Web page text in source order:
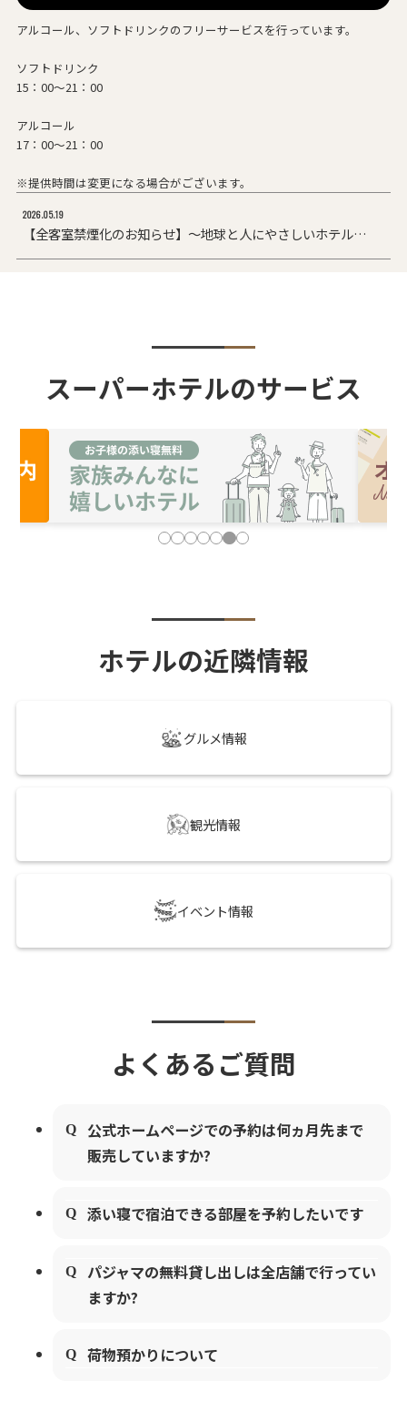
アルコール、ソフトドリンクのフリーサービスを行っています。
ソフトドリンク
15：00～21：00
アルコール
17：00～21：00
※提供時間は変更になる場合がございます。
2026.05.19
【全客室禁煙化のお知らせ】～地球と人にやさしいホテルを目指して～
スーパーホテルのサービス
ホテルの近隣情報
グルメ情報
観光情報
イベント情報
よくあるご質問
公式ホームページでの予約は何ヵ月先まで
販売していますか?
添い寝で宿泊できる部屋を予約したいです
パジャマの無料貸し出しは全店舗で行ってい
ますか?
荷物預かりについて